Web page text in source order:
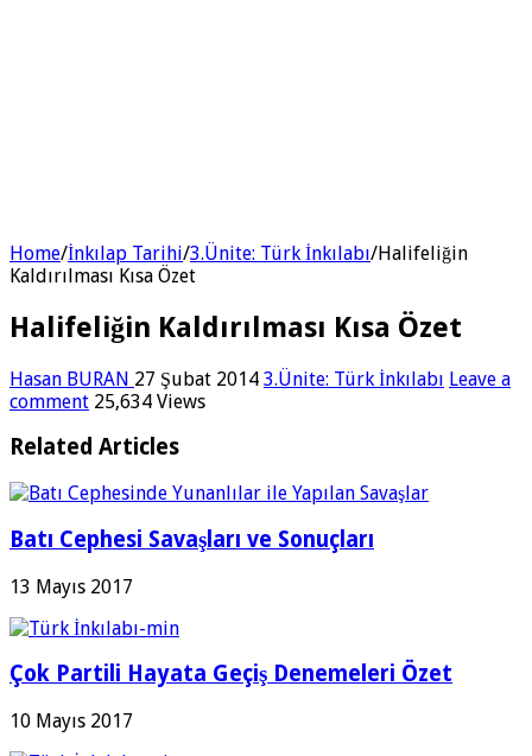
Home/İnkılap Tarihi/3.Ünite: Türk İnkılabı/Halifeliğin
Kaldırılması Kısa Özet
Halifeliğin Kaldırılması Kısa Özet
Hasan BURAN 27 Şubat 2014 3.Ünite: Türk İnkılabı Leave a
comment 25,634 Views
Related Articles
Batı Cephesi Savaşları ve Sonuçları
13 Mayıs 2017
Çok Partili Hayata Geçiş Denemeleri Özet
10 Mayıs 2017